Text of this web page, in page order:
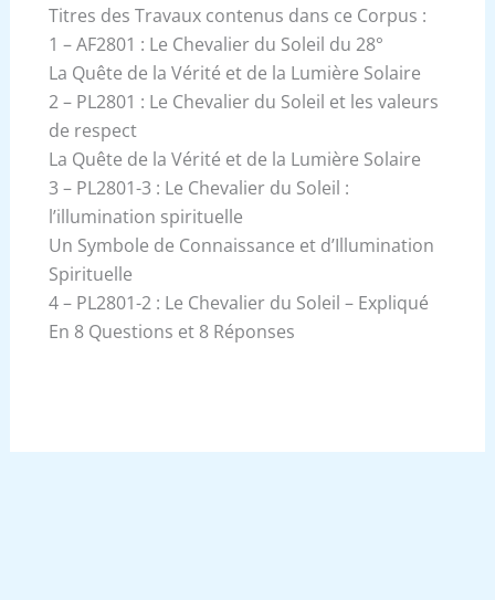
Titres des Travaux contenus dans ce Corpus :
1 – AF2801 : Le Chevalier du Soleil du 28°
La Quête de la Vérité et de la Lumière Solaire
2 – PL2801 : Le Chevalier du Soleil et les valeurs
de respect
La Quête de la Vérité et de la Lumière Solaire
3 – PL2801-3 : Le Chevalier du Soleil :
l’illumination spirituelle
Un Symbole de Connaissance et d’Illumination
Spirituelle
4 – PL2801-2 : Le Chevalier du Soleil – Expliqué
En 8 Questions et 8 Réponses